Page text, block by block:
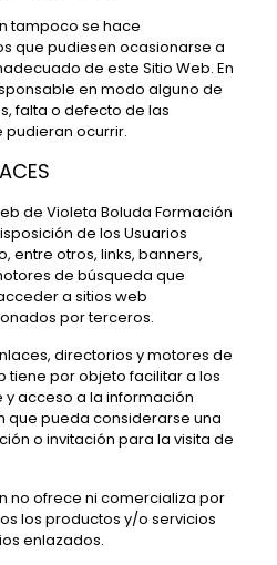
tampoco se hace
que pudiesen ocasionarse a
de este Sitio Web. En
en modo alguno de
falta o defecto de las
ocurrir.
de Violeta Boluda Formación
de los Usuarios
entre otros, links, banners,
de búsqueda que
a sitios web
por terceros.
directorios y motores de
tiene por objeto facilitar a los
acceso a la información
que pueda considerarse una
o invitación para la visita de
no ofrece ni comercializa por
los productos y/o servicios
enlazados.